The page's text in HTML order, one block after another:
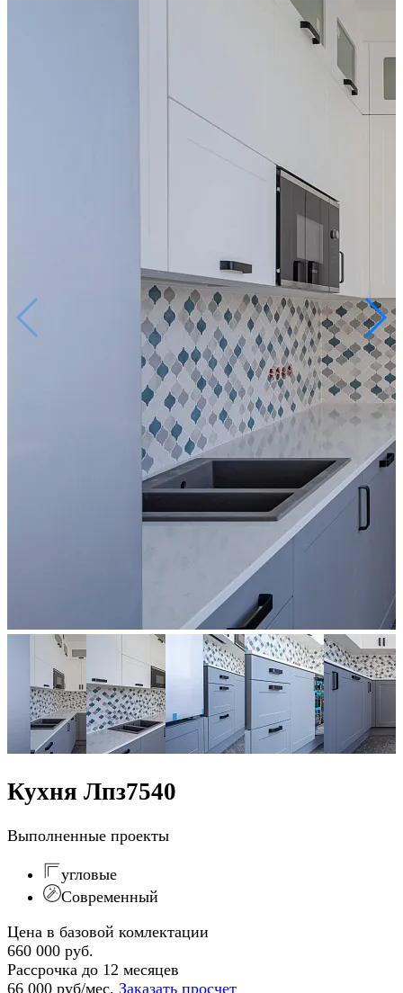
Кухня Лпз7540
Выполненные проекты
угловые
Современный
Цена в базовой комлектации
660 000 руб.
Рассрочка до 12 месяцев
66 000 руб/мес. Заказать просчет